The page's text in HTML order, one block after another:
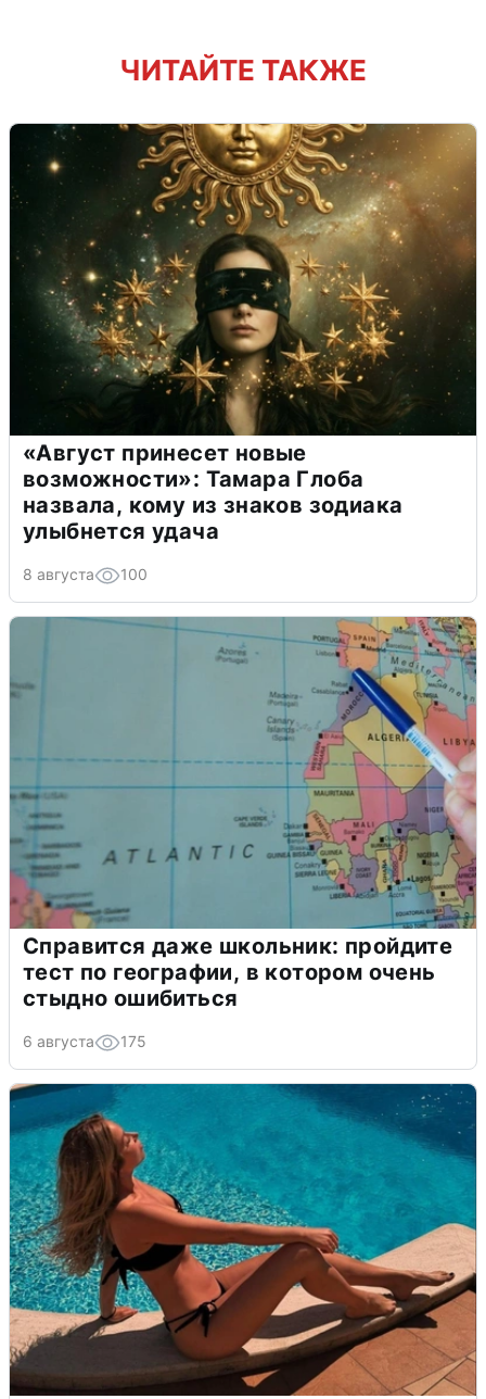
ЧИТАЙТЕ ТАКЖЕ
«Август принесет новые
возможности»: Тамара Глоба
назвала, кому из знаков зодиака
улыбнется удача
8 августа 100
Справится даже школьник: пройдите
тест по географии, в котором очень
стыдно ошибиться
6 августа 175